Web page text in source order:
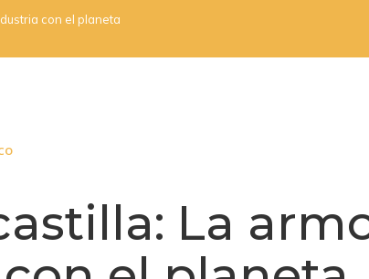
con el planeta
La